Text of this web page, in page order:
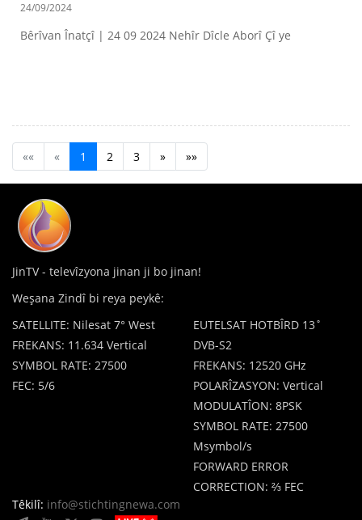
24/09/2024
Bêrîvan Înatçî | 24 09 2024 Nehîr Dîcle Aborî Çî ye
«« « 1 2 3 » »»
JinTV - televîzyona jinan ji bo jinan!
Weşana Zindî bi reya peykê:
SATELLITE: Nilesat 7° West
FREKANS: 11.634 Vertical
SYMBOL RATE: 27500
FEC: 5/6
EUTELSAT HOTBÎRD 13˚
DVB-S2
FREKANS: 12520 GHz
POLARÎZASYON: Vertical
MODULATÎON: 8PSK
SYMBOL RATE: 27500
Msymbol/s
FORWARD ERROR
CORRECTION: ⅔ FEC
Têkilî: info@stichtingnewa.com